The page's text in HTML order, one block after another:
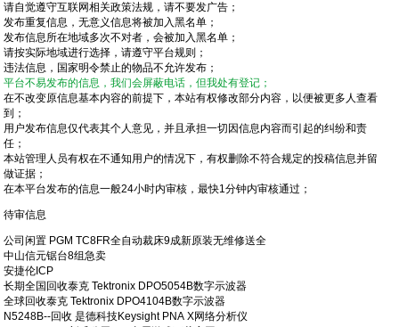
请自觉遵守互联网相关政策法规，请不要发广告；
发布重复信息，无意义信息将被加入黑名单；
发布信息所在地域多次不对者，会被加入黑名单；
请按实际地域进行选择，请遵守平台规则；
违法信息，国家明令禁止的物品不允许发布；
平台不易发布的信息，我们会屏蔽电话，但我处有登记；
在不改变原信息基本内容的前提下，本站有权修改部分内容，以便被更多人查看
到；
用户发布信息仅代表其个人意见，并且承担一切因信息内容而引起的纠纷和责
任；
本站管理人员有权在不通知用户的情况下，有权删除不符合规定的投稿信息并留
做证据；
在本平台发布的信息一般24小时内审核，最快1分钟内审核通过；
待审信息
公司闲置 PGM TC8FR全自动裁床9成新原装无维修送全
中山信元锯台8组急卖
安捷伦ICP
长期全国回收泰克 Tektronix DPO5054B数字示波器
全球回收泰克 Tektronix DPO4104B数字示波器
N5248B--回收 是德科技Keysight PNA X网络分析仪